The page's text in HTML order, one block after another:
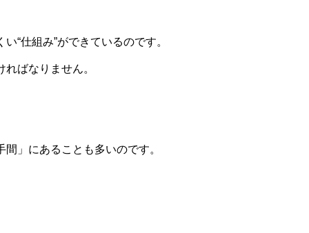
“仕組み”ができているのです。
ばなりません。
」にあることも多いのです。